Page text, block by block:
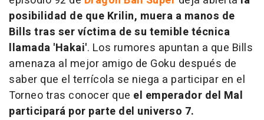
posibilidad de que Krilin, muera a manos de
Bills tras ser víctima de su temible técnica
llamada 'Hakai'. Los rumores apuntan a que Bills
amenaza al mejor amigo de Goku después de
saber que el terrícola se niega a participar en el
Torneo tras conocer que el emperador del Mal
participará por parte del universo 7.